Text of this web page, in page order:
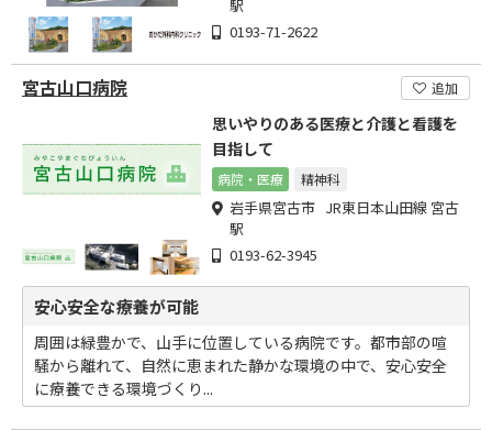
駅
0193-71-2622
宮古山口病院 追加
思いやりのある医療と介護と看護を
目指して
病院・医療 精神科
岩手県宮古市 JR東日本山田線 宮古
駅
0193-62-3945
安心安全な療養が可能
周囲は緑豊かで、山手に位置している病院です。都市部の喧
騒から離れて、自然に恵まれた静かな環境の中で、安心安全
に療養できる環境づくり...